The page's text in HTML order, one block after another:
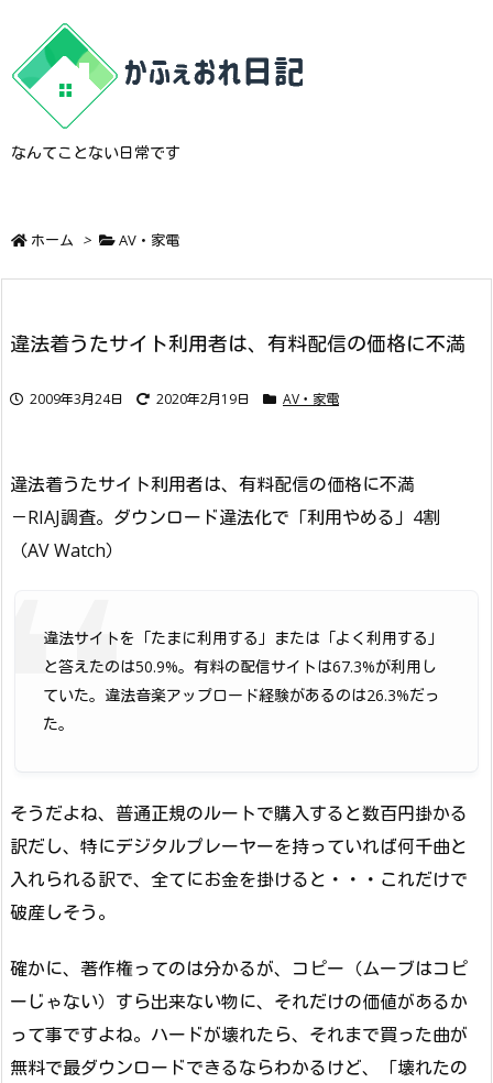
なんてことない日常です
ホーム > AV・家電
違法着うたサイト利用者は、有料配信の価格に不満
2009年3月24日 2020年2月19日 AV・家電
違法着うたサイト利用者は、有料配信の価格に不満
－RIAJ調査。ダウンロード違法化で「利用やめる」4割
（AV Watch）
違法サイトを「たまに利用する」または「よく利用する」
と答えたのは50.9%。有料の配信サイトは67.3%が利用し
ていた。違法音楽アップロード経験があるのは26.3%だっ
た。
そうだよね、普通正規のルートで購入すると数百円掛かる
訳だし、特にデジタルプレーヤーを持っていれば何千曲と
入れられる訳で、全てにお金を掛けると・・・これだけで
破産しそう。
確かに、著作権ってのは分かるが、コピー（ムーブはコピ
ーじゃない）すら出来ない物に、それだけの価値があるか
って事ですよね。ハードが壊れたら、それまで買った曲が
無料で最ダウンロードできるならわかるけど、「壊れたの